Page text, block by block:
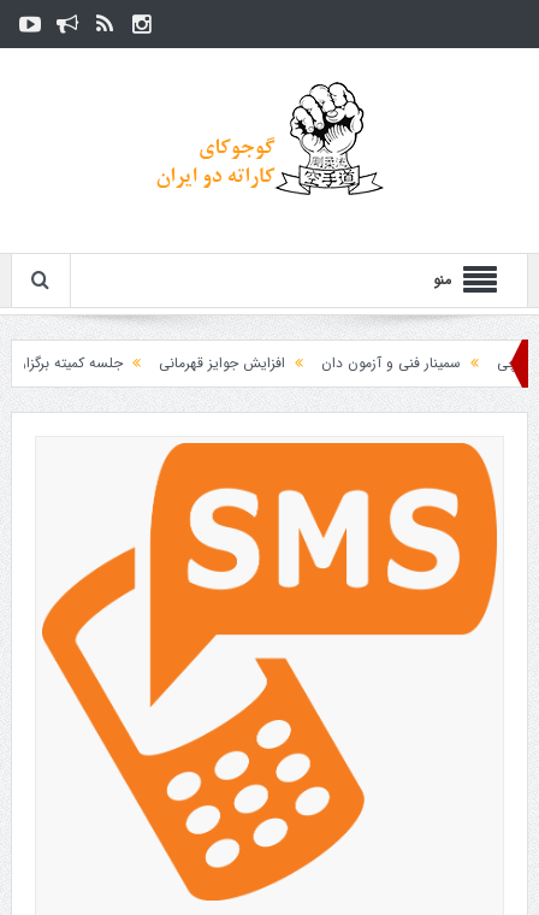
منو
سمینار فنی و آزمون دان افزایش جوایز قهرمانی جلسه کمیته برگزاری جام